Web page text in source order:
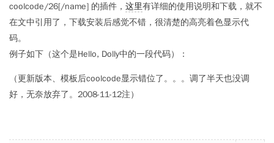
coolcode/26[/name] 的插件， 这里有详细的使用说明和下载，就不
在文中引用了，下载安装后感觉不错，很清楚的高亮着色显示代
码。
例子如下（这个是Hello, Dolly中的一段代码）：
（更新版本、模板后coolcode显示错位了。。。调了半天也没调
好，无奈放弃了。2008-11-12注）